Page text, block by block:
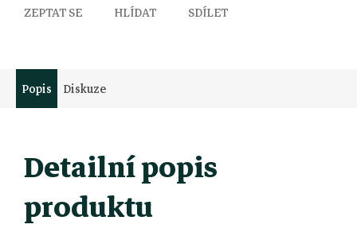
ZEPTAT SE HLÍDAT SDÍLET
Popis Diskuze
Detailní popis
produktu